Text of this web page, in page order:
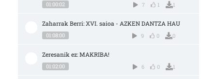
01:00:02 7 1 1
Zaharrak Berri: XVI. saioa - AZKEN DANTZA HAU
01:08:00 9 0 0
Zeresanik ez: MAKRIBA!
01:02:00 6 0 1